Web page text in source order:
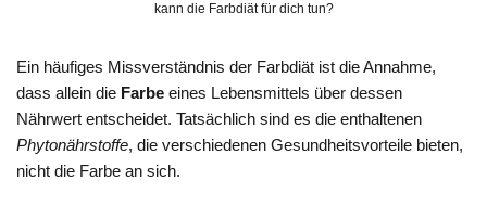
kann die Farbdiät für dich tun?
Ein häufiges Missverständnis der Farbdiät ist die Annahme,
dass allein die Farbe eines Lebensmittels über dessen
Nährwert entscheidet. Tatsächlich sind es die enthaltenen
Phytonährstoffe, die verschiedenen Gesundheitsvorteile bieten,
nicht die Farbe an sich.